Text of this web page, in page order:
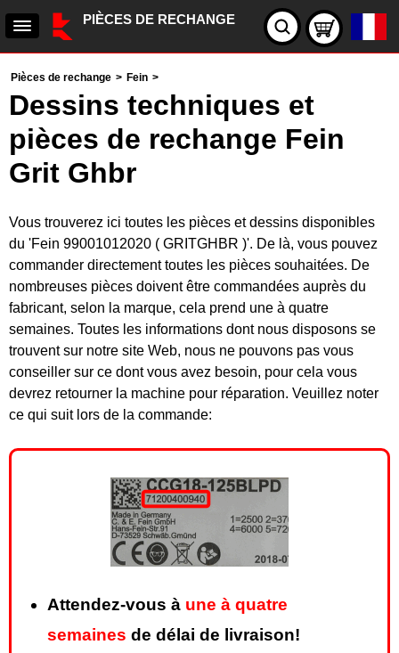
PIÈCES DE RECHANGE
Pièces de rechange > Fein >
Dessins techniques et
pièces de rechange Fein
Grit Ghbr
Vous trouverez ici toutes les pièces et dessins disponibles
du 'Fein 99001012020 ( GRITGHBR )'. De là, vous pouvez
commander directement toutes les pièces souhaitées. De
nombreuses pièces doivent être commandées auprès du
fabricant, selon la marque, cela prend une à quatre
semaines. Toutes les informations dont nous disposons se
trouvent sur notre site Web, nous ne pouvons pas vous
conseiller sur ce dont vous avez besoin, pour cela vous
devrez retourner la machine pour réparation. Veuillez noter
ce qui suit lors de la commande:
Attendez-vous à une à quatre
semaines de délai de livraison!